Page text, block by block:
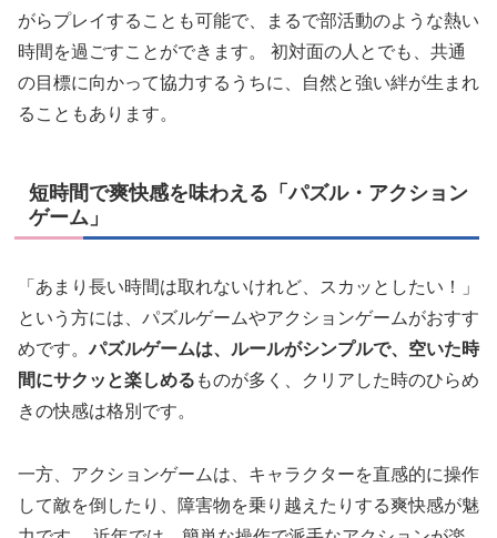
がらプレイすることも可能で、まるで部活動のような熱い
時間を過ごすことができます。 初対面の人とでも、共通
の目標に向かって協力するうちに、自然と強い絆が生まれ
ることもあります。
短時間で爽快感を味わえる「パズル・アクション
ゲーム」
「あまり長い時間は取れないけれど、スカッとしたい！」
という方には、パズルゲームやアクションゲームがおすす
めです。パズルゲームは、ルールがシンプルで、空いた時
間にサクッと楽しめる ものが多く、クリアした時のひらめ
きの快感は格別です。
一方、アクションゲームは、キャラクターを直感的に操作
して敵を倒したり、障害物を乗り越えたりする爽快感が魅